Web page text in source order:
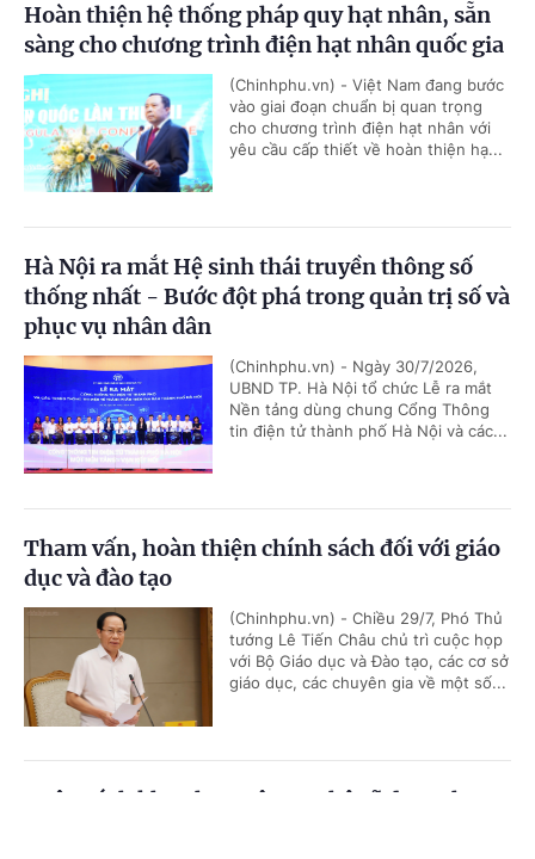
Hoàn thiện hệ thống pháp quy hạt nhân, sẵn
sàng cho chương trình điện hạt nhân quốc gia
(Chinhphu.vn) - Việt Nam đang bước
vào giai đoạn chuẩn bị quan trọng
cho chương trình điện hạt nhân với
yêu cầu cấp thiết về hoàn thiện hạ...
Hà Nội ra mắt Hệ sinh thái truyền thông số
thống nhất - Bước đột phá trong quản trị số và
phục vụ nhân dân
(Chinhphu.vn) - Ngày 30/7/2026,
UBND TP. Hà Nội tổ chức Lễ ra mắt
Nền tảng dùng chung Cổng Thông
tin điện tử thành phố Hà Nội và các...
Tham vấn, hoàn thiện chính sách đối với giáo
dục và đào tạo
(Chinhphu.vn) - Chiều 29/7, Phó Thủ
tướng Lê Tiến Châu chủ trì cuộc họp
với Bộ Giáo dục và Đào tạo, các cơ sở
giáo dục, các chuyên gia về một số...
Ngân sách khoa học, công nghệ sẽ được theo